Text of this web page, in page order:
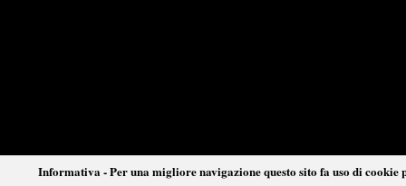
Informativa - Per una migliore navigazione questo sito fa uso di